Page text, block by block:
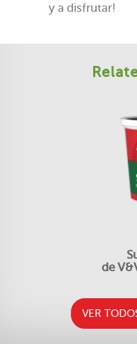
y a disfrutar!
de
VER